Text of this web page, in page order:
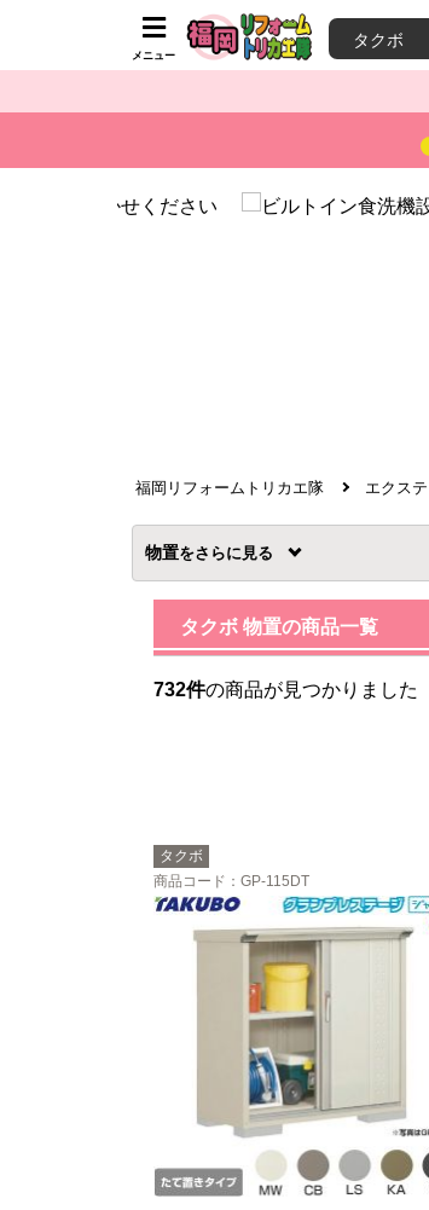
メニュー
福岡リフォームトリカエ隊 エクス
物置を
タクボ 物置の商品一覧
732件の商品が見つかりました
タクボ
商品コード ：GP-115DT